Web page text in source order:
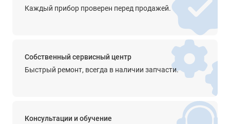
9 В батарея
0.155 кг
Каждый прибор проверен перед продажей.
Собственный сервисный центр
Быстрый ремонт, всегда в наличии запчасти.
Консультации и обучение